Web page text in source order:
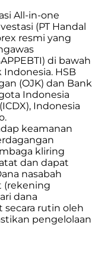
All-in-one
(PT Handal
resmi yang
di bawah
HSB
(OJK) dan Bank
Indonesia
Indonesia
keamanan
kliring
dan dapat
nasabah
(rekening
dana
secara rutin oleh
pengelolaan